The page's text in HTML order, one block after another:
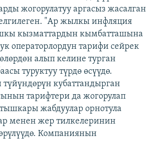
жогорулатуу аргасыз жасалган
"Ар жылкы инфляция
кызматтардын кымбатташына
операторлордун тарифи сейрек
алып келине турган
туруктуу түрдө өсүүдө.
түйүндөрүн кубаттандырган
тарифтери да жогорулап
жабдуулар орнотула
менен жер тилкелеринин
Компаниянын